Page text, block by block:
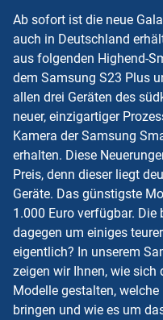
Ab sofort ist die neue
auch in Deutschland
aus folgenden Highend-
dem Samsung S23 Plus
allen drei Geräten des
neuer, einzigartiger
Kamera der Samsung
erhalten. Diese
Preis, denn dieser liegt
Geräte. Das günstigste
1.000 Euro verfügbar.
dagegen um einiges
eigentlich? In unserem
zeigen wir Ihnen, wie sich
Modelle gestalten,
bringen und wie es um